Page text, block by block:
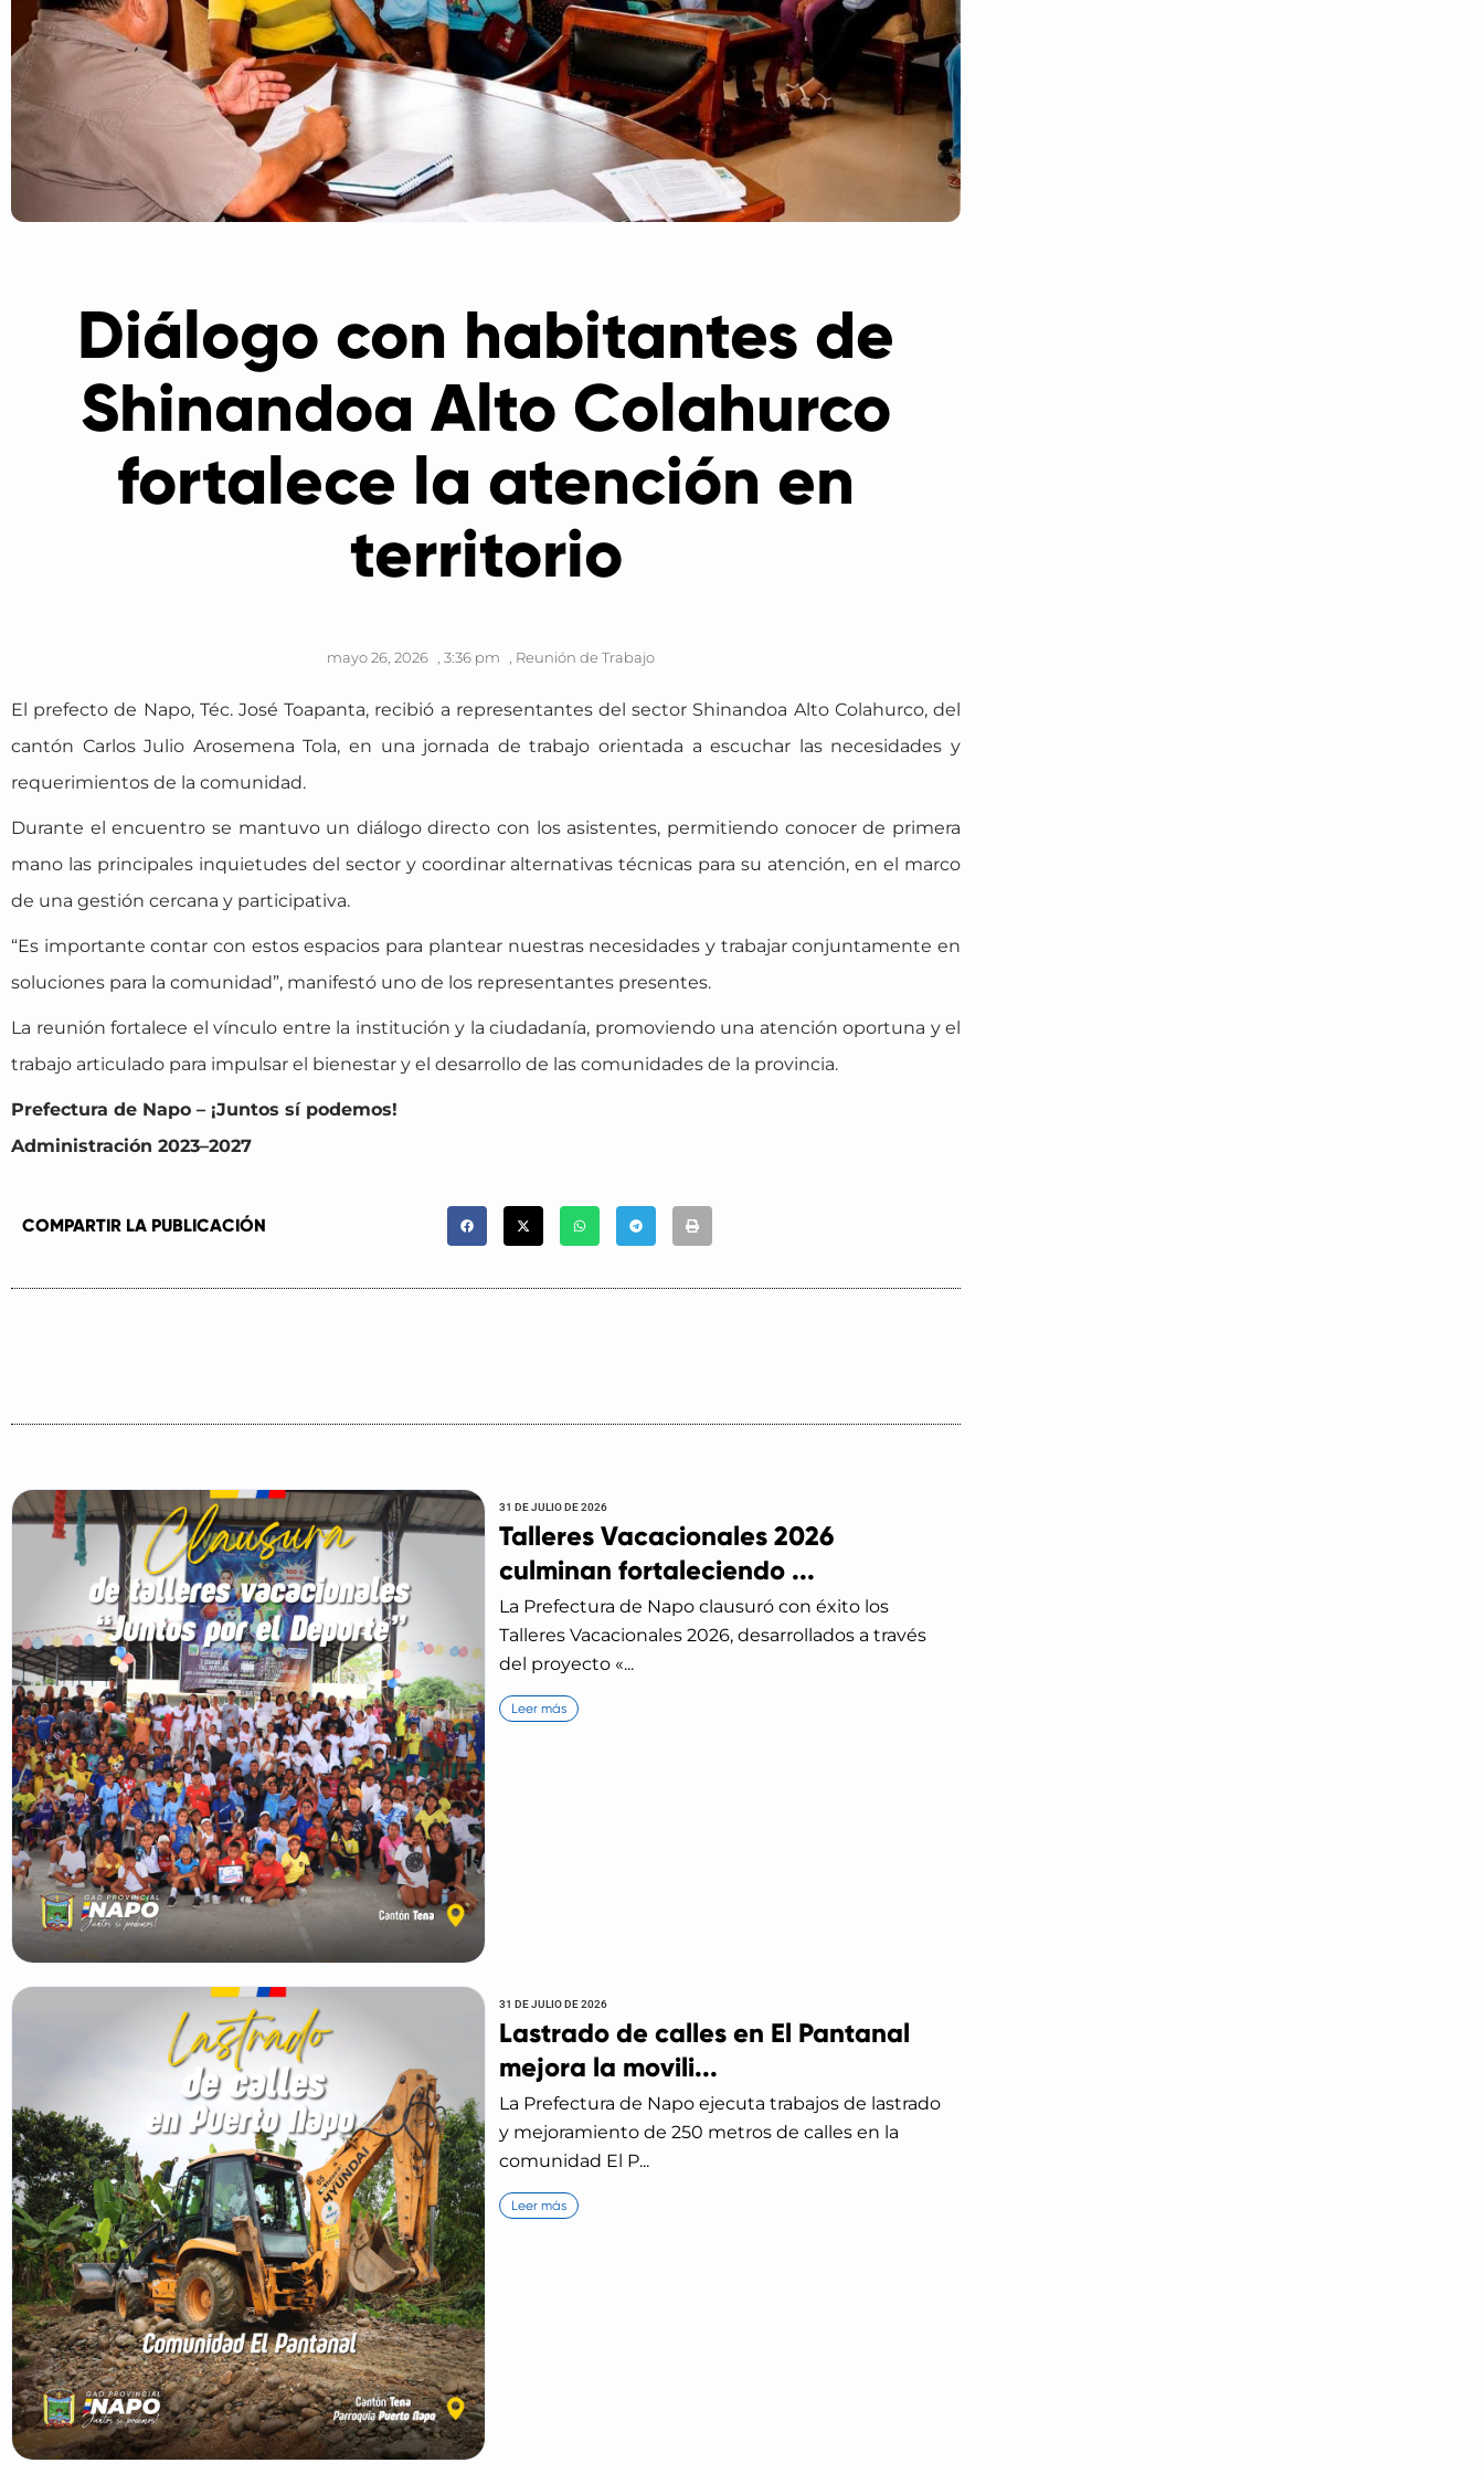
Diálogo con habitantes de
Shinandoa Alto Colahurco
fortalece la atención en
territorio
mayo 26, 2026 3:36 pm Reunión de Trabajo
El prefecto de Napo, Téc. José Toapanta, recibió a representantes del sector Shinandoa Alto Colahurco, del
cantón Carlos Julio Arosemena Tola, en una jornada de trabajo orientada a escuchar las necesidades y
requerimientos de la comunidad.
Durante el encuentro se mantuvo un diálogo directo con los asistentes, permitiendo conocer de primera
mano las principales inquietudes del sector y coordinar alternativas técnicas para su atención, en el marco
de una gestión cercana y participativa.
“Es importante contar con estos espacios para plantear nuestras necesidades y trabajar conjuntamente en
soluciones para la comunidad”, manifestó uno de los representantes presentes.
La reunión fortalece el vínculo entre la institución y la ciudadanía, promoviendo una atención oportuna y el
trabajo articulado para impulsar el bienestar y el desarrollo de las comunidades de la provincia.
Prefectura de Napo – ¡Juntos sí podemos!
Administración 2023–2027
COMPARTIR LA PUBLICACIÓN
31 DE JULIO DE 2026
Talleres Vacacionales 2026
culminan fortaleciendo ...
La Prefectura de Napo clausuró con éxito los
Talleres Vacacionales 2026, desarrollados a través
del proyecto «...
Leer más
31 DE JULIO DE 2026
Lastrado de calles en El Pantanal
mejora la movili...
La Prefectura de Napo ejecuta trabajos de lastrado
y mejoramiento de 250 metros de calles en la
comunidad El P...
Leer más